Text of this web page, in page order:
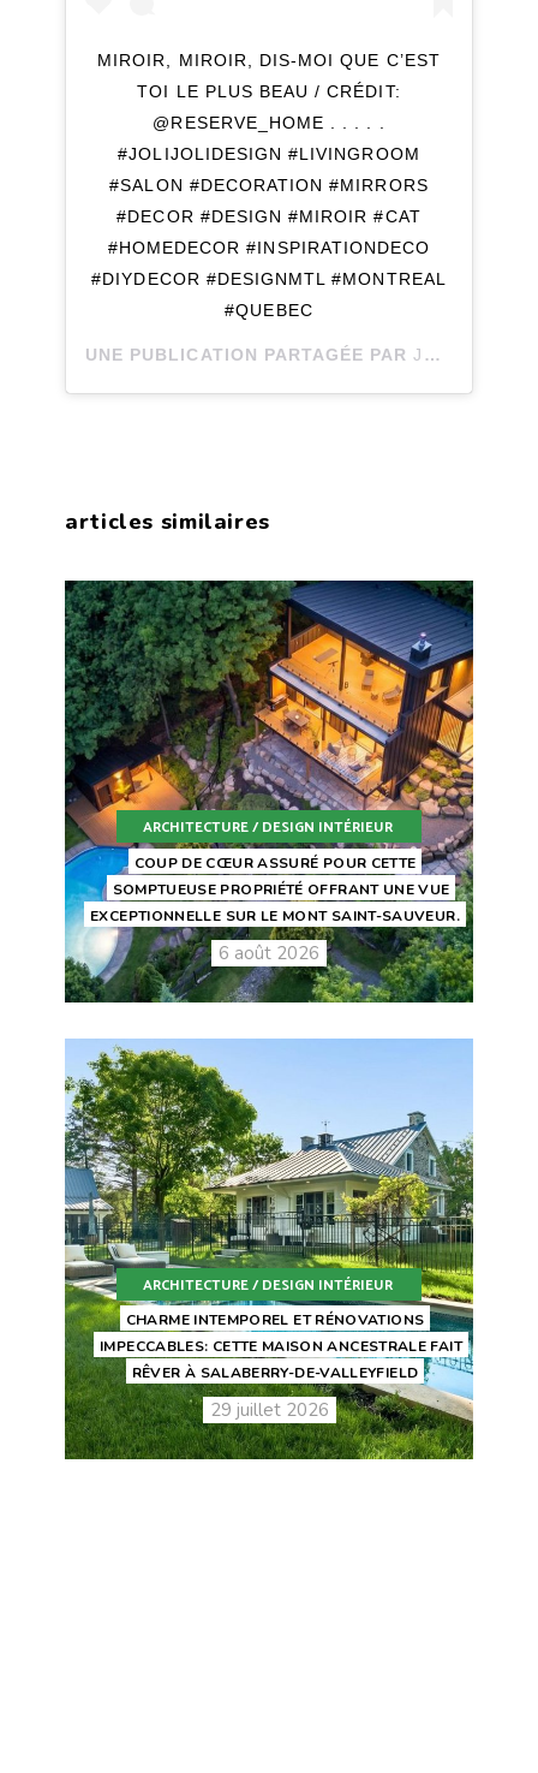
MIROIR, MIROIR, DIS-MOI QUE C’EST
TOI LE PLUS BEAU / CRÉDIT:
@RESERVE_HOME . . . . .
#JOLIJOLIDESIGN #LIVINGROOM
#SALON #DECORATION #MIRRORS
#DECOR #DESIGN #MIROIR #CAT
#HOMEDECOR #INSPIRATIONDECO
#DIYDECOR #DESIGNMTL #MONTREAL
#QUEBEC
UNE PUBLICATION PARTAGÉE PARJOLI JOLI DESIGN
articles similaires
ARCHITECTURE / DESIGN INTÉRIEUR
COUP DE CŒUR ASSURÉ POUR CETTE
SOMPTUEUSE PROPRIÉTÉ OFFRANT UNE VUE
EXCEPTIONNELLE SUR LE MONT SAINT-SAUVEUR.
6 août 2026
ARCHITECTURE / DESIGN INTÉRIEUR
CHARME INTEMPOREL ET RÉNOVATIONS
IMPECCABLES: CETTE MAISON ANCESTRALE FAIT
RÊVER À SALABERRY-DE-VALLEYFIELD
29 juillet 2026